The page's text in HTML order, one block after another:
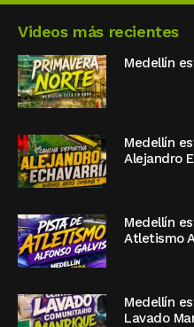
Videos más recientes
Medellín
Medellín
Alejandro
Medellín
Atletismo
Medellín
Lavado